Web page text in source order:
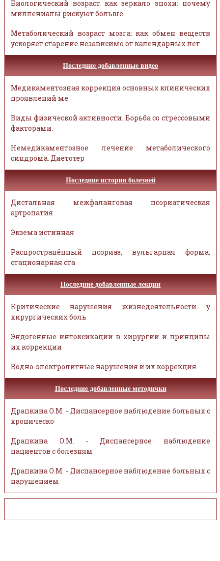
Биологический возраст как зеркало эпохи: почему
миллениалы рискуют больше
Метаболический возраст мозга: как обмен веществ
ускоряет старение независимо от календарных лет
Последние добавленные видео
Медикаментозная коррекция основных клинических
проявлений ме
Виды физической активности. Борьба со стрессовыми
факторами.
Немедикаментозное лечение метаболического
синдрома. Диетотер
Последние истории болезней
Дистальная межфаланговая псориатическая
артропатия
Экзема истинная
Распространённый псориаз, вульгарная форма,
стационарная ста
Последние добавленные лекции
Критические нарушения жизнедеятельности у
хирургических боль
Эндогенные интоксикации в хирургии и принципы
их коррекции
Водно-электролитные нарушения и их коррекция
Последние добавленные методички
Драпкина О.М. - Диспансерное наблюдение больных с
хроническо
Драпкина О.М. - Диспансерное наблюдение
пациентов с болезням
Драпкина О.М. - Диспансерное наблюдение больных с
нарушением